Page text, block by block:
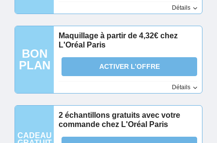
Détails
BON
PLAN
Maquillage à partir de 4,32€ chez
L'Oréal Paris
ACTIVER L’OFFRE
Détails
CADEAU
2 échantillons gratuits avec votre
commande chez L'Oréal Paris